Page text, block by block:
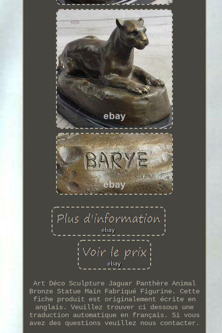
Art Déco Sculpture Jaguar Panthère Animal
Bronze Statue Main Fabriqué Figurine. Cette
fiche produit est originalement écrite en
anglais. Veuillez trouver ci dessous une
traduction automatique en français. Si vous
avez des questions veuillez nous contacter.